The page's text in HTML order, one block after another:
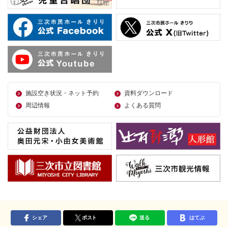
施設空き状況・ネット予約
資料ダウンロード
周辺情報
よくある質問
シェア ポスト 送る はてぶ